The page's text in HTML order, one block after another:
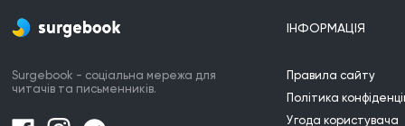
Surgebook - соціальна мережа для
читачів та письменників.
ІНФОРМАЦІЯ
Правила сайту
Політика
Угода користувача